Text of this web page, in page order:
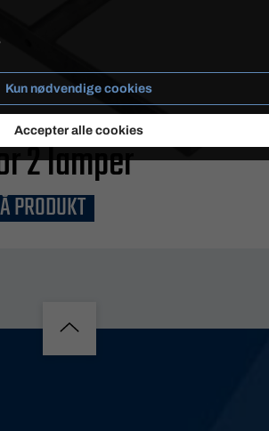
2 lamper
PRODUKT
Kun nødvendige cookies
Accepter alle cookies